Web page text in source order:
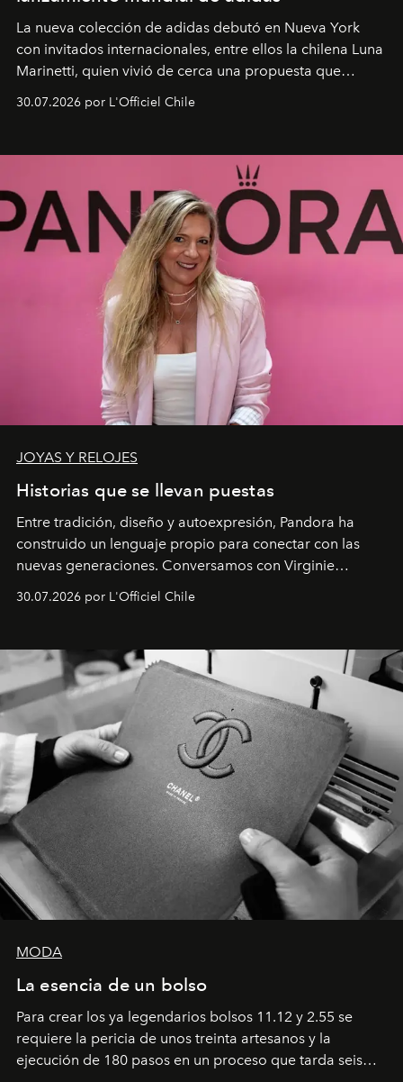
La nueva colección de adidas debutó en Nueva York
con invitados internacionales, entre ellos la chilena Luna
Marinetti, quien vivió de cerca una propuesta que
30.07.2026 por L'Officiel Chile
JOYAS Y RELOJES
Historias que se llevan puestas
Entre tradición, diseño y autoexpresión, Pandora ha
construido un lenguaje propio para conectar con las
nuevas generaciones. Conversamos con Virginie
Latinoamérica, sobre identidad, cultura y el valor
30.07.2026 por L'Officiel Chile
MODA
La esencia de un bolso
Para crear los ya legendarios bolsos 11.12 y 2.55 se
requiere la pericia de unos treinta artesanos y la
ejecución de 180 pasos en un proceso que tarda seis